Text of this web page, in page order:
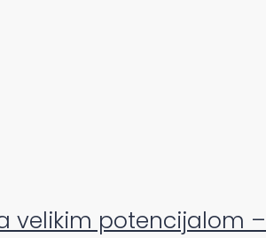
velikim potencijalom –